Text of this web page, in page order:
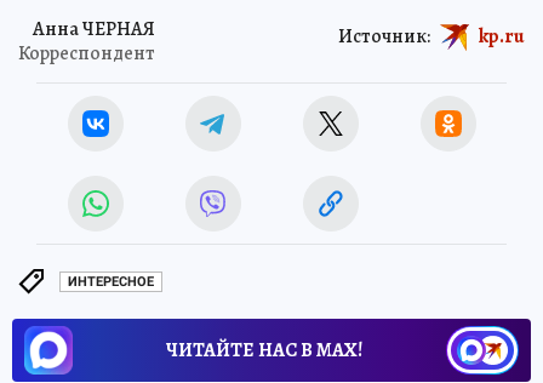
Анна ЧЕРНАЯ
Корреспондент
Источник: kp.ru
ИНТЕРЕСНОЕ
ЧИТАЙТЕ НАС В МАХ!